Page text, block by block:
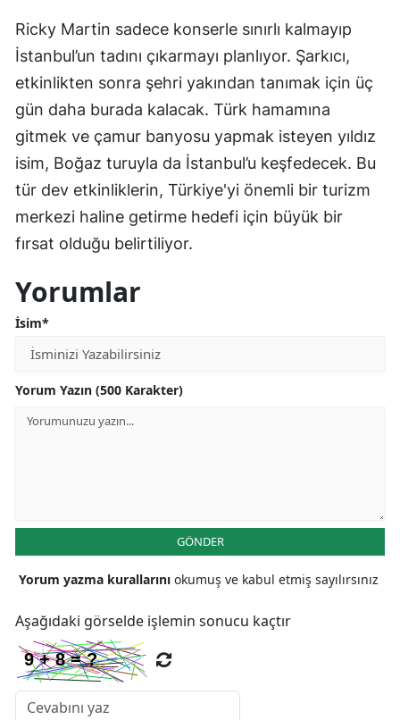
Ricky Martin sadece konserle sınırlı kalmayıp
İstanbul’un tadını çıkarmayı planlıyor. Şarkıcı,
etkinlikten sonra şehri yakından tanımak için üç
gün daha burada kalacak. Türk hamamına
gitmek ve çamur banyosu yapmak isteyen yıldız
isim, Boğaz turuyla da İstanbul’u keşfedecek. Bu
tür dev etkinliklerin, Türkiye'yi önemli bir turizm
merkezi haline getirme hedefi için büyük bir
fırsat olduğu belirtiliyor.
Yorumlar
İsim*
Yorum Yazın (500 Karakter)
GÖNDER
Yorum yazma kurallarını okumuş ve kabul etmiş sayılırsınız
Aşağıdaki görselde işlemin sonucu kaçtır